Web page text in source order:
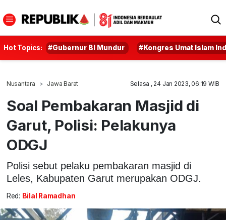
Hot Topics: #Gubernur BI Mundur #Kongres Umat Islam
Nusantara Jawa Barat Selasa , 24 Jan 2023, 06:19 WIB
Soal Pembakaran Masjid di
Garut, Polisi: Pelakunya
ODGJ
Polisi sebut pelaku pembakaran masjid di
Leles, Kabupaten Garut merupakan ODGJ.
Red: Bilal Ramadhan